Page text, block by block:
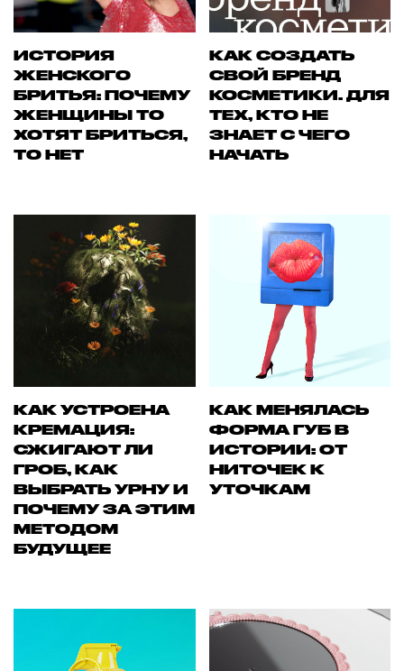
ИСТОРИЯ
ЖЕНСКОГО
БРИТЬЯ: ПОЧЕМУ
ЖЕНЩИНЫ ТО
ХОТЯТ БРИТЬСЯ,
ТО НЕТ
КАК СОЗДАТЬ
СВОЙ БРЕНД
КОСМЕТИКИ. ДЛЯ
ТЕХ, КТО НЕ
ЗНАЕТ С ЧЕГО
НАЧАТЬ
КАК УСТРОЕНА
КРЕМАЦИЯ:
СЖИГАЮТ ЛИ
ГРОБ, КАК
ВЫБРАТЬ УРНУ И
ПОЧЕМУ ЗА ЭТИМ
МЕТОДОМ
БУДУЩЕЕ
КАК МЕНЯЛАСЬ
ФОРМА ГУБ В
ИСТОРИИ: ОТ
НИТОЧЕК К
УТОЧКАМ